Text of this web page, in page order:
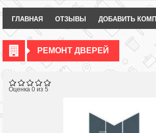
ГЛАВНАЯ ОТЗЫВЫ ДОБАВИТЬ
РЕМОНТ ДВЕРЕЙ
Оценка 0 из 5